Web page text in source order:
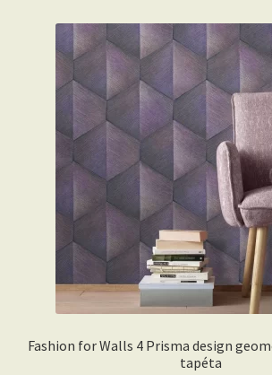
Fashion for Walls 4 Prisma design
tapéta